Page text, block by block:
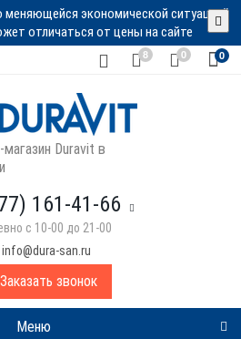
экономической ситуацией
отличаться от цены на сайте
8 0 0
Duravit в
161-41-66
с 10-00 до 21-00
info@dura-san.ru
Заказать звонок
Меню